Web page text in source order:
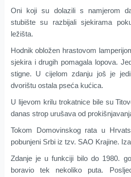
Oni koji su dolazili s namjerom
stubište su razbijali sjekirama
ležišta.
Hodnik obložen hrastovom
sjekira i drugih pomagala lopova.
stigne. U cijelom zdanju još je
dvorištu ostala pseća kućica.
U lijevom krilu trokatnice bile su
danas strop urušava od
Tokom Domovinskog rata u
pobunjeni Srbi iz tzv. SAO Krajine.
Zdanje je u funkciji bilo do 1980.
boravio tek nekoliko puta.